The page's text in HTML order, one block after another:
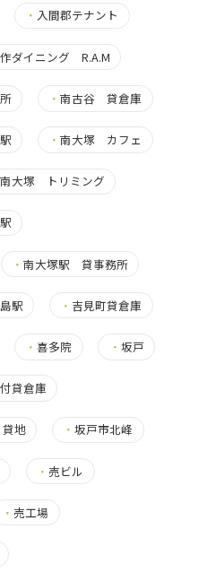
・ 入間郡テナント
ダイニング R.A.M
・南古谷 貸倉庫
・南大塚 カフェ
南大塚 トリミング
・南大塚駅 貸事務所
駅 ・ 吉見町貸倉庫
・喜多院 ・ 坂戸
貸倉庫
地 ・坂戸市北峰
・ 売ビル
・ 売工場